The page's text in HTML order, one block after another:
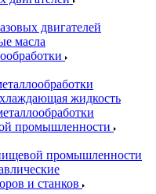
двигателей
масла
жидкость
промышленности
промышленности
и станков